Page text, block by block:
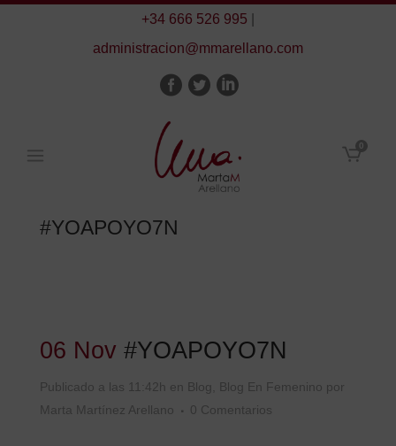
+34 666 526 995
administracion@mmarellano.com
0
#YOAPOYO7N
06 Nov #YOAPOYO7N
Publicado a las 11:42h en Blog Blog En Femenino por
Marta Martínez Arellano
0 Comentarios